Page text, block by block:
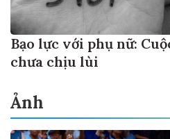
Bạo lực với phụ nữ:
chưa chịu lùi
Ảnh